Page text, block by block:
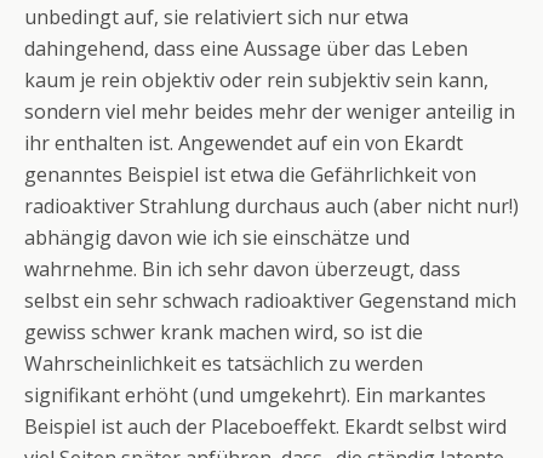
unbedingt auf, sie relativiert sich nur etwa
dahingehend, dass eine Aussage über das Leben
kaum je rein objektiv oder rein subjektiv sein kann,
sondern viel mehr beides mehr der weniger anteilig in
ihr enthalten ist. Angewendet auf ein von Ekardt
genanntes Beispiel ist etwa die Gefährlichkeit von
radioaktiver Strahlung durchaus auch (aber nicht nur!)
abhängig davon wie ich sie einschätze und
wahrnehme. Bin ich sehr davon überzeugt, dass
selbst ein sehr schwach radioaktiver Gegenstand mich
gewiss schwer krank machen wird, so ist die
Wahrscheinlichkeit es tatsächlich zu werden
signifikant erhöht (und umgekehrt). Ein markantes
Beispiel ist auch der Placeboeffekt. Ekardt selbst wird